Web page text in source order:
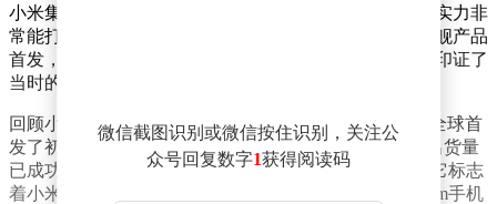
小米集团总裁卢伟冰曾在直播中透露，今年会推出综合实力非
常能打的玄戒迭代芯片，并确认会由一款表现出色的旗舰产品
首发，但当时未透露具体机型名称，如今这一爆料似乎印证了
当时的说法。
回顾小米的自研芯片历程，去年5月发布的小米15S Pro全球首
发了初代玄戒O1芯片。截至目前，初代玄戒O1的累计出货量
已成功突破100万颗。玄戒O1的落地具有里程碑意义，它标志
着小米成为中国大陆首家、全球第四家能够独立完成3nm手机
微信截图识别或微信按住识别，关注公
众号回复数字1获得阅读码